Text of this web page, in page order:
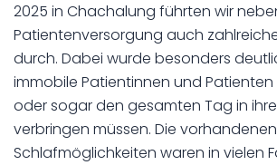
2025 in Chachalung führten wir
Patientenversorgung auch
durch. Dabei wurde besonders
immobile Patientinnen und
oder sogar den gesamten Tag in
verbringen müssen. Die vorhandenen
Schlafmöglichkeiten waren in vielen